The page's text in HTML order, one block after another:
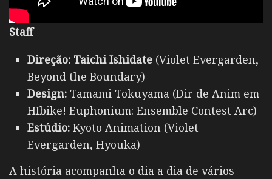
Staff
Direção: Taichi Ishidate (Violet Evergarden,
Beyond the Boundary)
Design: Tamami Tokuyama (Dir de Anim em
HIbike! Euphonium: Ensemble Contest Arc)
Estúdio: Kyoto Animation (Violet
Evergarden, Hyouka)
A história acompanha o dia a dia de vários